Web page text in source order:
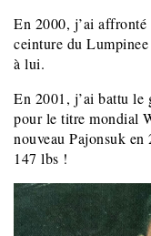
En 2000, j’ai affronté
ceinture du
à lui.
En 2001, j’ai battu le
pour le titre mondial
nouveau Pajonsuk
147 lbs !